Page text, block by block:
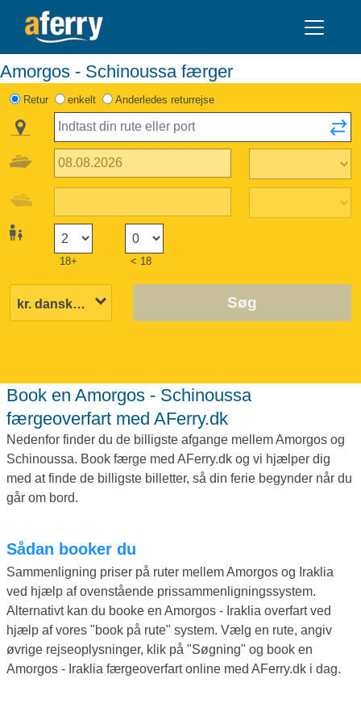
Amorgos - Schinoussa færger
Retur enkelt Anderledes returrejse
18+ < 18
Søg
Book en Amorgos - Schinoussa
færgeoverfart med AFerry.dk
Nedenfor finder du de billigste afgange mellem Amorgos og
Schinoussa. Book færge med AFerry.dk og vi hjælper dig
med at finde de billigste billetter, så din ferie begynder når du
går om bord.
Sådan booker du
Sammenligning priser på ruter mellem Amorgos og Iraklia
ved hjælp af ovenstående prissammenligningssystem.
Alternativt kan du booke en Amorgos - Iraklia overfart ved
hjælp af vores "book på rute" system. Vælg en rute, angiv
øvrige rejseoplysninger, klik på "Søgning" og book en
Amorgos - Iraklia færgeoverfart online med AFerry.dk i dag.